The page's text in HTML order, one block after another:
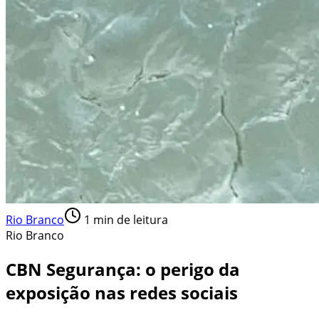
Rio Branco 1 min de leitura
Rio Branco
CBN Segurança: o perigo da
exposição nas redes sociais